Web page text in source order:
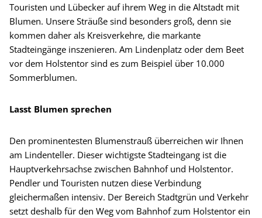
Touristen und Lübecker auf ihrem Weg in die Altstadt mit
Blumen. Unsere Sträuße sind besonders groß, denn sie
kommen daher als Kreisverkehre, die markante
Stadteingänge inszenieren. Am Lindenplatz oder dem Beet
vor dem Holstentor sind es zum Beispiel über 10.000
Sommerblumen.
Lasst Blumen sprechen
Den prominentesten Blumenstrauß überreichen wir Ihnen
am Lindenteller. Dieser wichtigste Stadteingang ist die
Hauptverkehrsachse zwischen Bahnhof und Holstentor.
Pendler und Touristen nutzen diese Verbindung
gleichermaßen intensiv. Der Bereich Stadtgrün und Verkehr
setzt deshalb für den Weg vom Bahnhof zum Holstentor ein